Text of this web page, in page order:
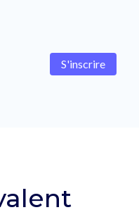
S'inscrire